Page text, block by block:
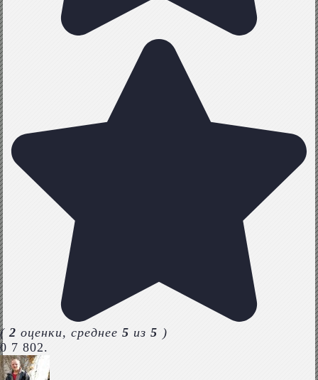
(2 оценки, среднее5 из5 )
0 7 802.